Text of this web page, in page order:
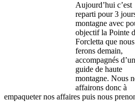
Aujourd’hui c’est
reparti pour 3
montagne avec
objectif la Pointe
Forcletta que nous
ferons demain,
accompagnés d’un
guide de haute
montagne. Nous
affairons donc à
empaqueter nos affaires puis nous